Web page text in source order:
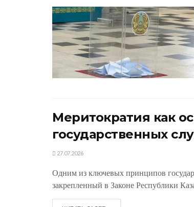
Меритократия как
государственных
27.07.2026
Одним из ключевых принципов
закрепленный в Законе Республики